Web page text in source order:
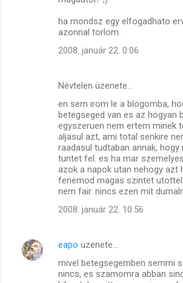
ha mondsz egy elfogadhato
azonnal torlom.
2008. január 22. 0:06
Névtelen üzenete…
en sem irom le a blogomba,
betegseged van es az hogyan
egyszeruen nem ertem minek
aljasul azt, ami total senkire
raadasul tudtaban annak, hogy
tuntet fel. es ha mar
azok a napok utan nehogy azt
fenemod magas szintet
nem fair. nincs ezen mit
2008. január 22. 10:56
eapo üzenete…
mivel betegsegemben semmi
nincs, es szamomra abban